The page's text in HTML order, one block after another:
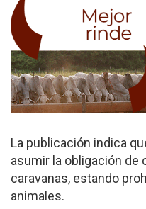
La publicación indica
asumir la obligación de
caravanas, estando
animales.